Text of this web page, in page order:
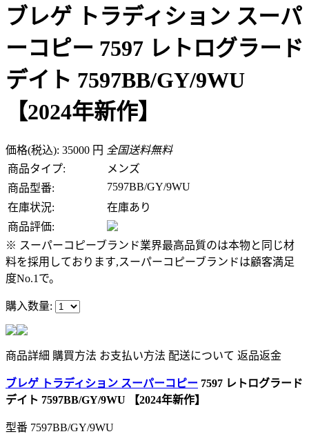
ブレゲ トラディション スーパ
ーコピー 7597 レトログラード
デイト 7597BB/GY/9WU
【2024年新作】
価格(税込): 35000 円 全国送料無料
商品タイプ:
メンズ
商品型番:
7597BB/GY/9WU
在庫状況:
在庫あり
商品評価:
※ スーパーコピーブランド業界最高品質のは本物と同じ材
料を採用しております,スーパーコピーブランドは顧客満足
度No.1で。
購入数量:
商品詳細 購買方法 お支払い方法 配送について 返品返金
ブレゲ トラディション スーパーコピー 7597 レトログラード
デイト 7597BB/GY/9WU 【2024年新作】
型番 7597BB/GY/9WU